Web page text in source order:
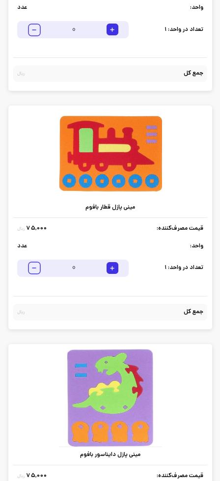
واحد: عدد
تعداد در واحد:1
جمع کل ریال
مینی پازل قطار بافوم
قیمت مصرف‌کننده: 75,000 ریال
واحد: عدد
تعداد در واحد:1
جمع کل ریال
مینی پازل دایناسور بافوم
قیمت مصرف‌کننده: 75,000 ریال